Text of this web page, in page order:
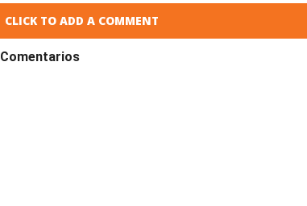
CLICK TO ADD A COMMENT
Comentarios